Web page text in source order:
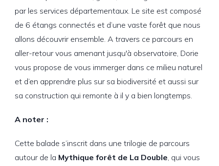
par les services départementaux. Le site est composé
de 6 étangs connectés et d’une vaste forêt que nous
allons découvrir ensemble. A travers ce parcours en
aller-retour vous amenant jusqu'à observatoire, Dorie
vous propose de vous immerger dans ce milieu naturel
et d’en apprendre plus sur sa biodiversité et aussi sur
sa construction qui remonte à il y a bien longtemps.
A noter :
Cette balade s’inscrit dans une trilogie de parcours
autour de la Mythique forêt de La Double, qui vous